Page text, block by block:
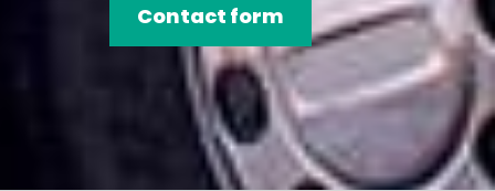
Contact form